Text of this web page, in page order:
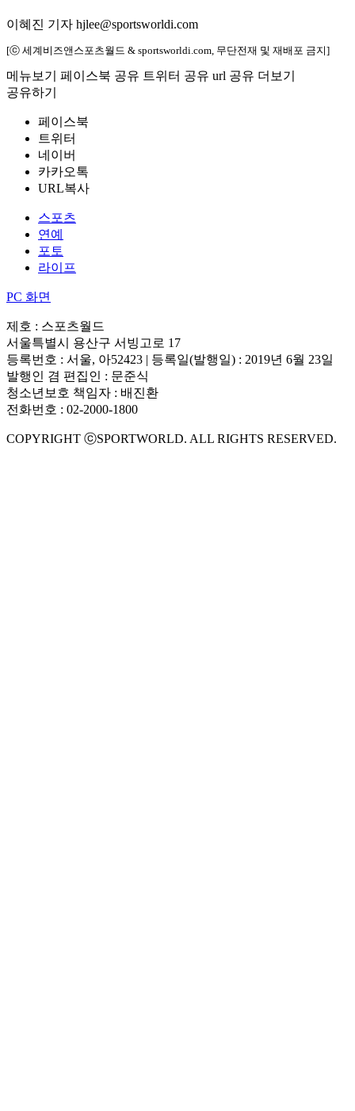
이혜진 기자 hjlee@sportsworldi.com
[ⓒ 세계비즈앤스포츠월드 & sportsworldi.com, 무단전재 및 재배포 금지]
메뉴보기 페이스북 공유 트위터 공유 url 공유 더보기
공유하기
페이스북
트위터
네이버
카카오톡
URL복사
스포츠
연예
포토
라이프
PC 화면
제호 : 스포츠월드
서울특별시 용산구 서빙고로 17
등록번호 : 서울, 아52423 | 등록일(발행일) : 2019년 6월 23일
발행인 겸 편집인 : 문준식
청소년보호 책임자 : 배진환
전화번호 : 02-2000-1800
COPYRIGHT ⓒSPORTWORLD. ALL RIGHTS RESERVED.